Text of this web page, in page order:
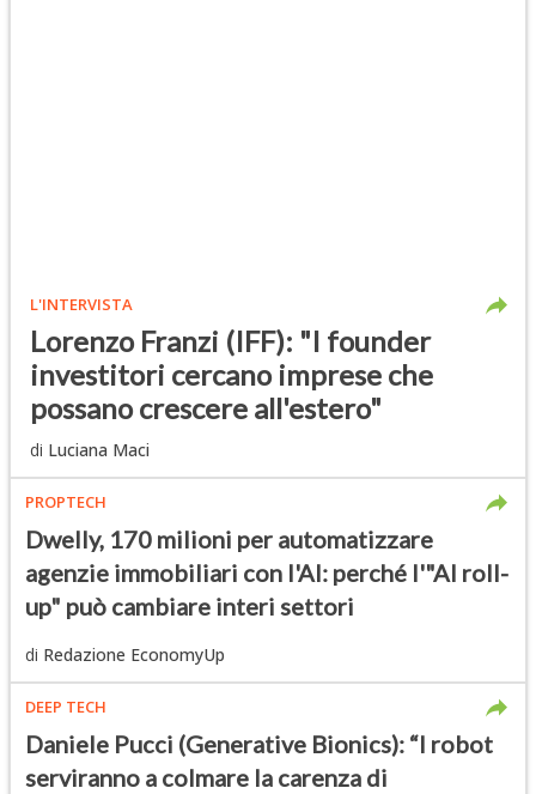
L'INTERVISTA
Lorenzo Franzi (IFF): "I founder
investitori cercano imprese che
possano crescere all'estero"
di Luciana Maci
PROPTECH
Dwelly, 170 milioni per automatizzare
agenzie immobiliari con l'AI: perché l'"AI roll-
up" può cambiare interi settori
di Redazione EconomyUp
DEEP TECH
Daniele Pucci (Generative Bionics): “I robot
serviranno a colmare la carenza di